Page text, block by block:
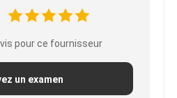
pour ce fournisseur
un examen